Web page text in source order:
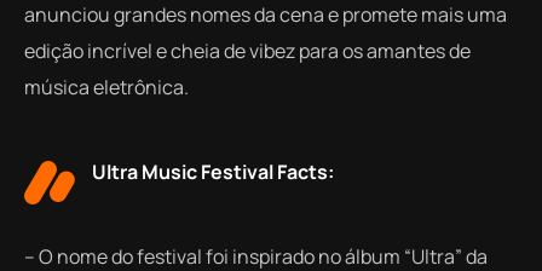
anunciou grandes nomes da cena e promete mais uma
edição incrível e cheia de vibez para os amantes de
música eletrônica.
Ultra Music Festival Facts:
– O nome do festival foi inspirado no álbum “Ultra” da